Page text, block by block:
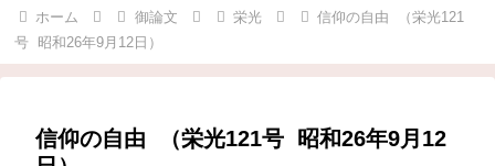
ホーム 御論文 栄光
信仰の自由 （栄光121
号 昭和26年9月12日）
信仰の自由 （栄光121号 昭和26年9月12